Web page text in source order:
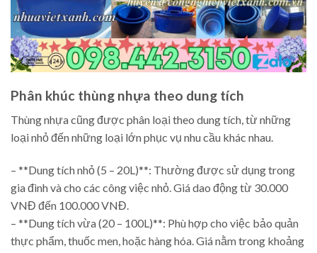
Phân khúc thùng nhựa theo dung tích
Thùng nhựa cũng được phân loại theo dung tích, từ những
loại nhỏ đến những loại lớn phục vụ nhu cầu khác nhau.
– **Dung tích nhỏ (5 – 20L)**: Thường được sử dụng trong
gia đình và cho các công việc nhỏ. Giá dao động từ 30.000
VNĐ đến 100.000 VNĐ.
– **Dung tích vừa (20 – 100L)**: Phù hợp cho việc bảo quản
thực phẩm, thuốc men, hoặc hàng hóa. Giá nằm trong khoảng